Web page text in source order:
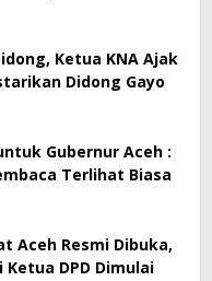
Ketua KNA Ajak
Didong Gayo
Gubernur Aceh :
Terlihat Biasa
Aceh Resmi Dibuka,
DPD Dimulai